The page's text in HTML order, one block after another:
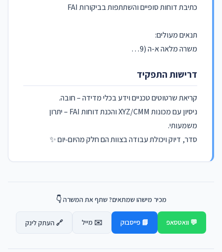
כתיבת דוחות סופיים והשתתפות בביקורות FAI
תנאים מעולים:
משרה מלאה א-ה (9…
דרישות התפקיד
קריאת שרטוטים טכניים וידע בכלי מדידה – חובה.
ניסיון עם מכונות XYZ/CMM והכנת דוחות FAI – יתרון
משמעותי.
סדר, דיוק ויכולת עבודה בצוות הם חלק מהיום‑יום ✨
מכיר מישהו שמתאים? שתף את המשרה 👇
💬 וואטסאפ 📘 פייסבוק ✉️ מייל 🔗 העתק לינק